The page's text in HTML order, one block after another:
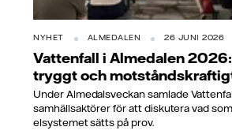
NYHET ALMEDALEN 26 JUNI 2026
Vattenfall i Almedalen
tryggt och
Under Almedalsveckan samlade
samhällsaktörer för att diskutera vad
elsystemet sätts på prov.